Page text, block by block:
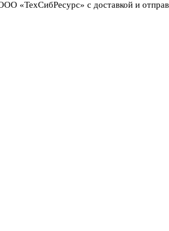
«ТехСибРесурс» с доставкой и